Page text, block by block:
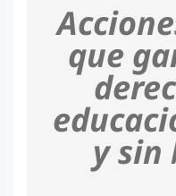
que
y sin